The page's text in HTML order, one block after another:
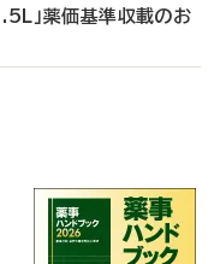
」薬価基準収載のお